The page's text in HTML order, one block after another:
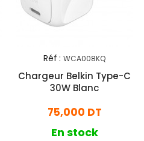
Réf : WCA008KQ
Chargeur Belkin Type-C
30W Blanc
75,000 DT
En stock